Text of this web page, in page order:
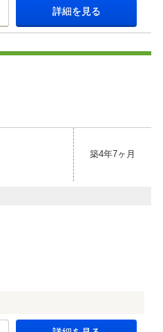
詳細を見る
築4年7ヶ月